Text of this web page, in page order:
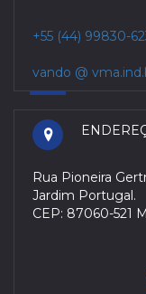
+55 (44) 99830-
vando @
Rua Pioneira
Jardim Portugal.
CEP: 87060-521